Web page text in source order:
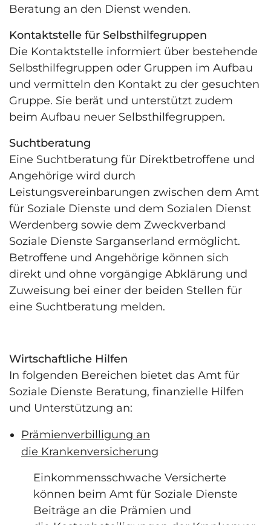
Beratung an den Dienst wenden.
Kontaktstelle für Selbsthilfegruppen
Die Kontaktstelle informiert über bestehende
Selbsthilfegruppen oder Gruppen im Aufbau
und vermitteln den Kontakt zu der gesuchten
Gruppe. Sie berät und unterstützt zudem
beim Aufbau neuer Selbsthilfegruppen.
Suchtberatung
Eine Suchtberatung für Direktbetroffene und
Angehörige wird durch
Leistungsvereinbarungen zwischen dem Amt
für Soziale Dienste und dem Sozialen Dienst
Werdenberg sowie dem Zweckverband
Soziale Dienste Sarganserland ermöglicht.
Betroffene und Angehörige können sich
direkt und ohne vorgängige Abklärung und
Zuweisung bei einer der beiden Stellen für
eine Suchtberatung melden.
Wirtschaftliche Hilfen
In folgenden Bereichen bietet das Amt für
Soziale Dienste Beratung, finanzielle Hilfen
und Unterstützung an:
Prämienverbilligung an
die Krankenversicherung
Einkommensschwache Versicherte
können beim Amt für Soziale Dienste
Beiträge an die Prämien und